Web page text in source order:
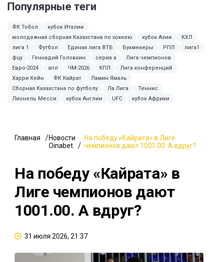
Популярные теги
ФК Тобол
кубок Италии
молодежная сборная Казахстана по хоккею
кубок Азии
КХЛ
лига 1
Футбол Единая лига ВТБ Букмекеры РПЛ
лига1
фцу
Геннадий Головкин сериа а
Лига чемпионов
Евро-2024
апл ЧМ-2026 КПЛ
Лига конференций
Харри Кейн
ФК Кайрат
Ламин Ямаль
Сборная Казахстана по футболу
Ла Лига
Теннис
Лионель Месси
кубок Англии UFC кубок Африки
Главная
Новости
Oinabet
На победу «Кайрата» в Лиге
чемпионов дают 1001.00. А вдруг?
На победу «Кайрата» в
Лиге чемпионов дают
1001.00. А вдруг?
31 июля 2026, 21:37